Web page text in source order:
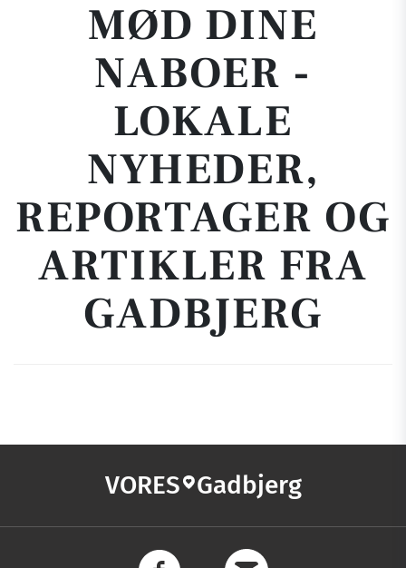
MØD DINE
NABOER -
LOKALE
NYHEDER,
REPORTAGER OG
ARTIKLER FRA
GADBJERG
VORES Gadbjerg